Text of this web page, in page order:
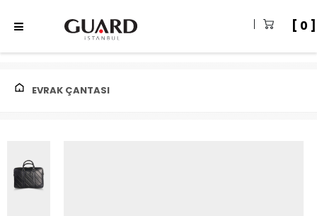
0
EVRAK ÇANTASI